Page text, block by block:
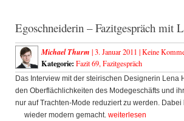
Egoschneiderin – Fazitgespräch mit
Michael Thurm | 3. Januar 2011 |Keine
Kategorie: Fazit 69, Fazitgespräch
Das Interview mit der steirischen Designerin Lena
den Oberflächlichkeiten des Modegeschäfts und
nur auf Trachten-Mode reduziert zu werden.
wieder modern gemacht. weiterlesen